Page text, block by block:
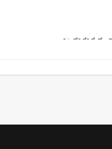
DETTE
1 x Rustfritt